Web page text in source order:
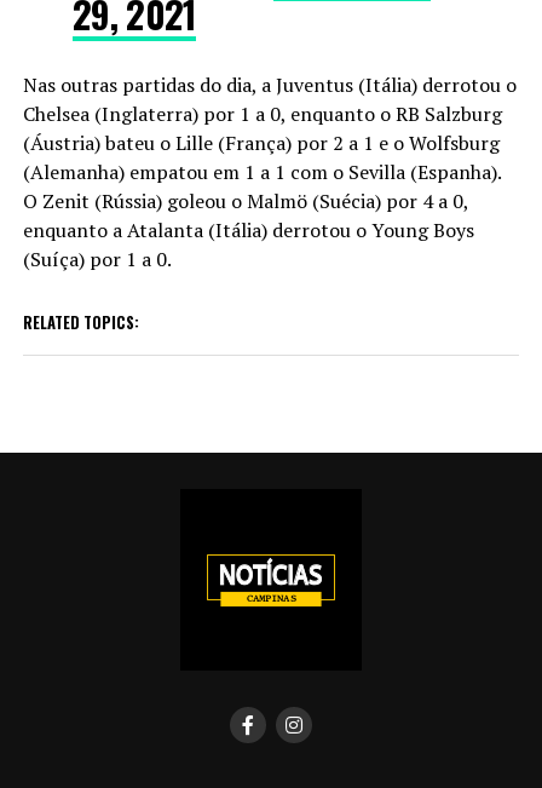
29, 2021
Nas outras partidas do dia, a Juventus (Itália) derrotou o
Chelsea (Inglaterra) por 1 a 0, enquanto o RB Salzburg
(Áustria) bateu o Lille (França) por 2 a 1 e o Wolfsburg
(Alemanha) empatou em 1 a 1 com o Sevilla (Espanha).
O Zenit (Rússia) goleou o Malmö (Suécia) por 4 a 0,
enquanto a Atalanta (Itália) derrotou o Young Boys
(Suíça) por 1 a 0.
RELATED TOPICS: